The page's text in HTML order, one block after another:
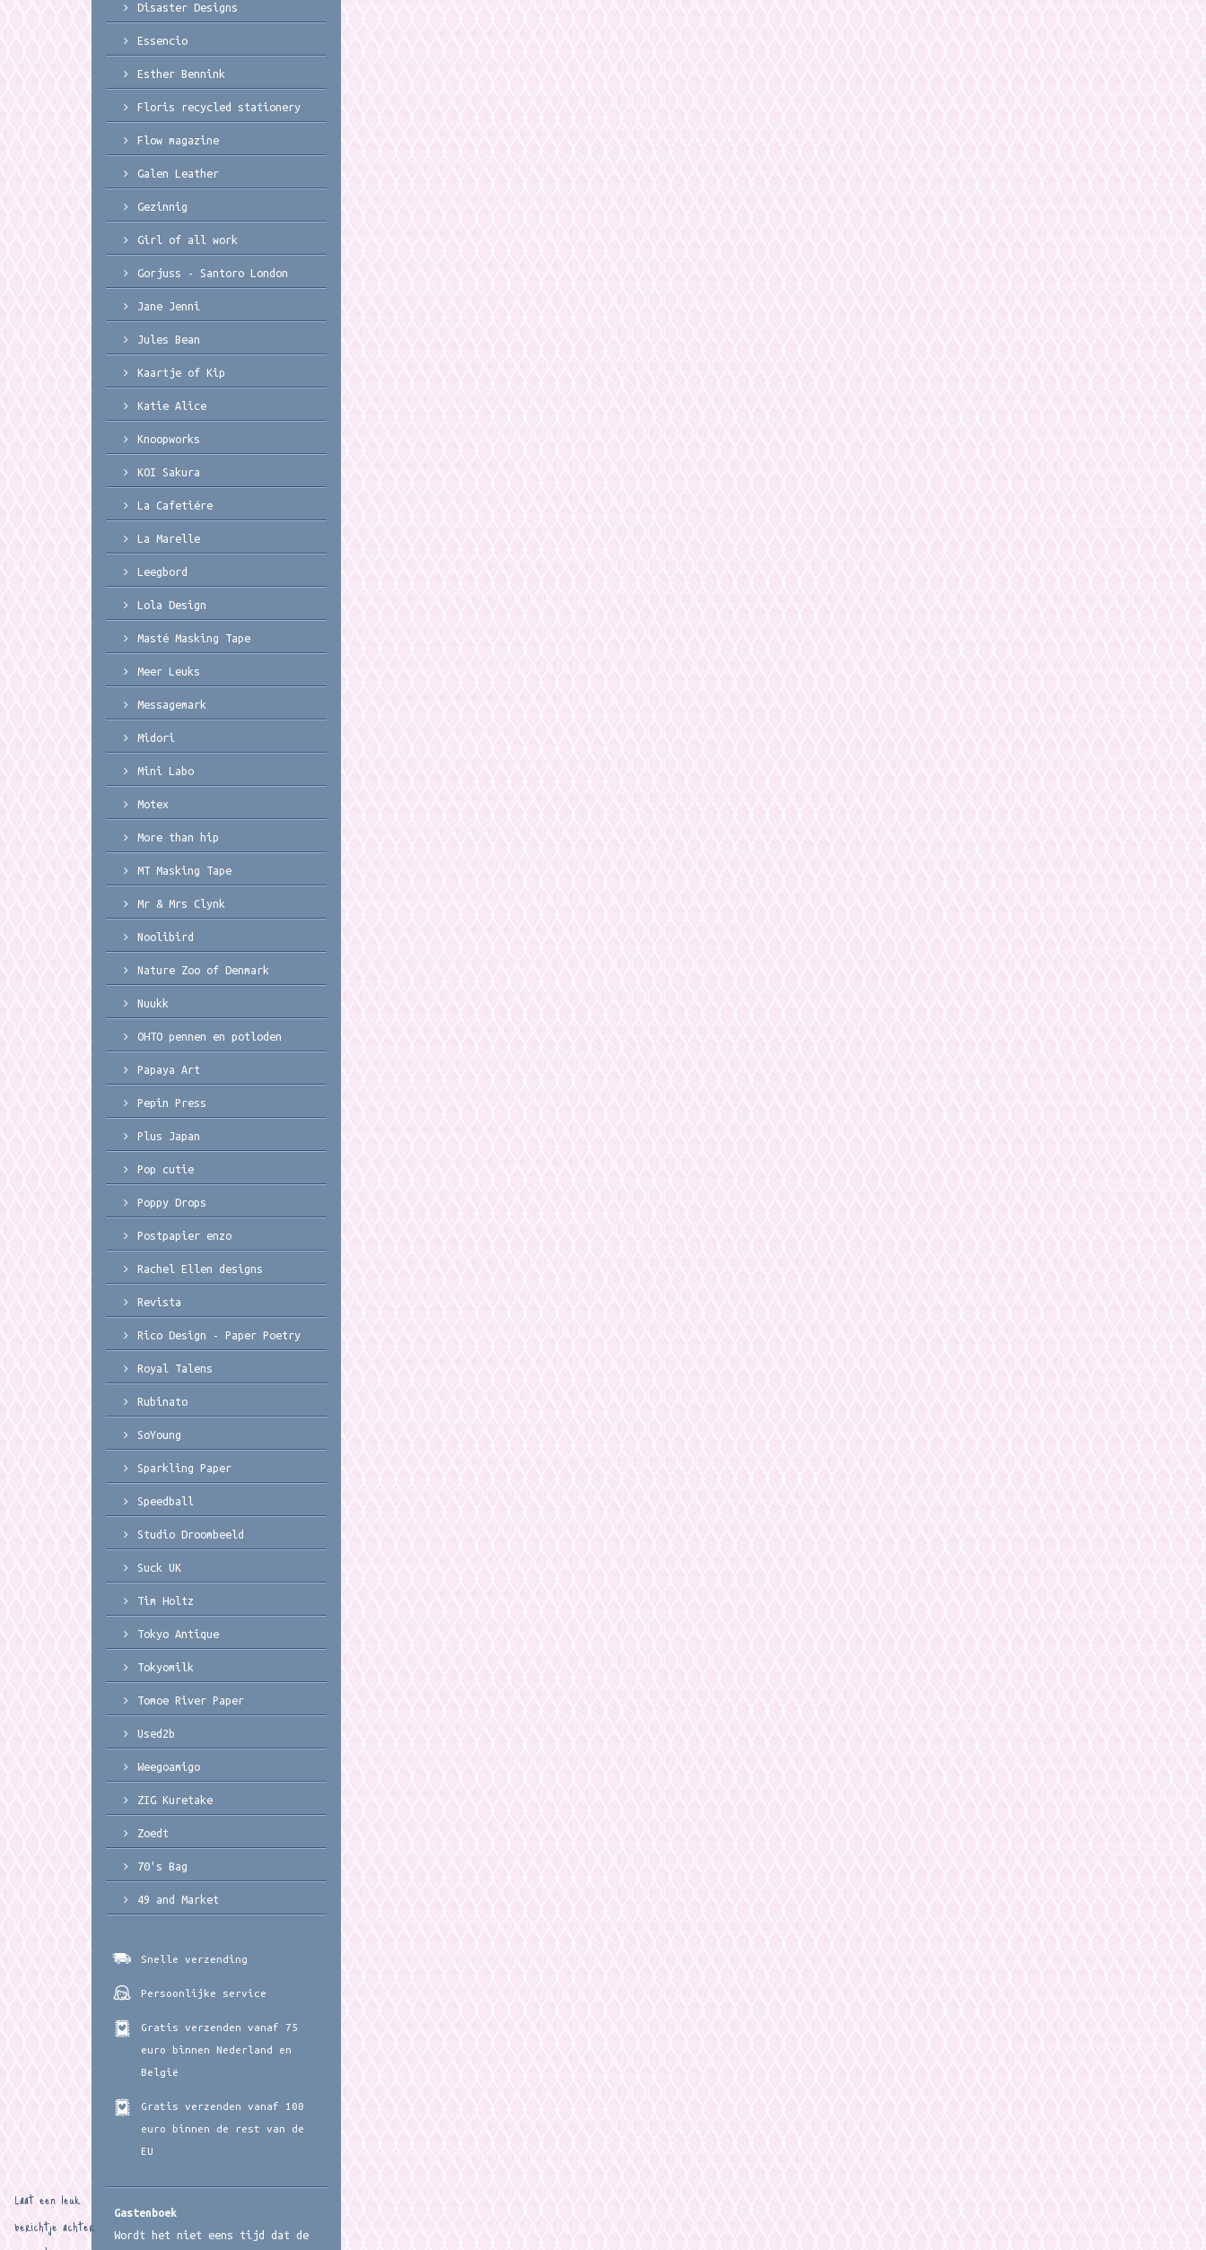
Disaster Designs
Essencio
Esther Bennink
Floris recycled stationery
Flow magazine
Galen Leather
Gezinnig
Girl of all work
Gorjuss - Santoro London
Jane Jenni
Jules Bean
Kaartje of Kip
Katie Alice
Knoopworks
KOI Sakura
La Cafetiére
La Marelle
Leegbord
Lola Design
Masté Masking Tape
Meer Leuks
Messagemark
Midori
Mini Labo
Motex
More than hip
MT Masking Tape
Mr & Mrs Clynk
Noolibird
Nature Zoo of Denmark
Nuukk
OHTO pennen en potloden
Papaya Art
Pepin Press
Plus Japan
Pop cutie
Poppy Drops
Postpapier enzo
Rachel Ellen designs
Revista
Rico Design - Paper Poetry
Royal Talens
Rubinato
SoYoung
Sparkling Paper
Speedball
Studio Droombeeld
Suck UK
Tim Holtz
Tokyo Antique
Tokyomilk
Tomoe River Paper
Used2b
Weegoamigo
ZIG Kuretake
Zoedt
70's Bag
49 and Market
Snelle verzending
Persoonlijke service
Gratis verzenden vanaf 75
euro binnen Nederland en
België
Gratis verzenden vanaf 100
euro binnen de rest van de
EU
Gastenboek
Wordt het niet eens tijd dat de
Laat een leuk
berichtje achter